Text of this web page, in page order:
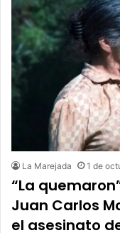
La Marejada 1 de
“La
Juan Carlos
el asesinato